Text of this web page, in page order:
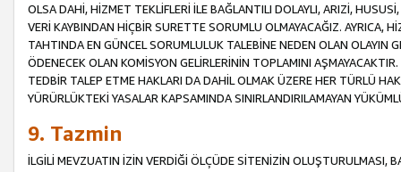
OLSA DAHİ, HİZMET TEKLİFLERİ İLE BAĞLANTILI DOLAYLI, ARIZİ,
VERİ KAYBINDAN HİÇBİR SURETTE SORUMLU OLMAYACAĞIZ. AYRICA,
TAHTINDA EN GÜNCEL SORUMLULUK TALEBİNE NEDEN OLAN OLAYIN
ÖDENECEK OLAN KOMİSYON GELİRLERİNİN TOPLAMINI
TEDBİR TALEP ETME HAKLARI DA DAHİL OLMAK ÜZERE HER TÜRLÜ
YÜRÜRLÜKTEKİ YASALAR KAPSAMINDA SINIRLANDIRILAMAYAN
9. Tazmin
İLGİLİ MEVZUATIN İZİN VERDİĞİ ÖLÇÜDE SİTENİZİN OLUŞTURULMASI,